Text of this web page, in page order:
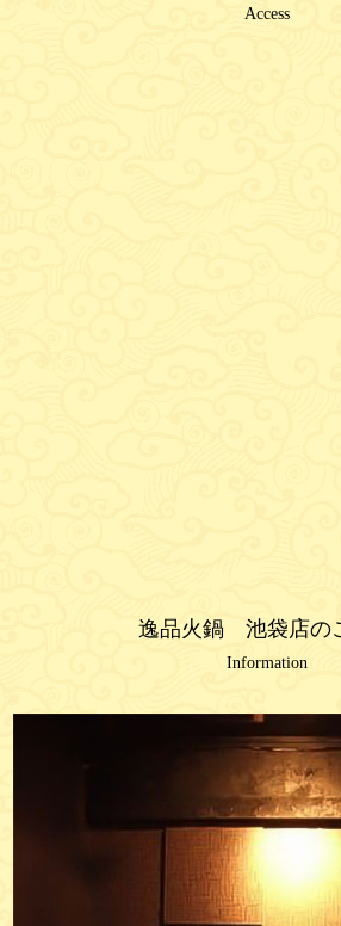
Access
逸品火鍋 池袋店の
Information